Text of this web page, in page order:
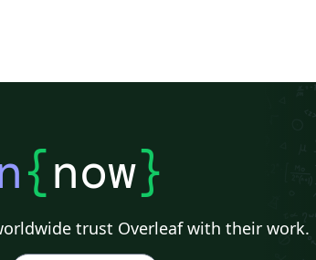
{now}
trust Overleaf with their work.